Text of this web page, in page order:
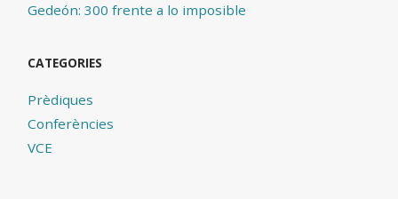
Gedeón: 300 frente a lo imposible
CATEGORIES
Prèdiques
Conferències
VCE